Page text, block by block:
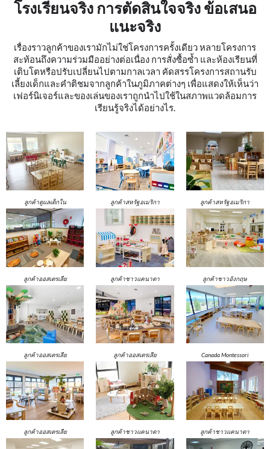
โรงเรียนจริง การตัดสินใจจริง ข้อเสนอ
แนะจริง
เรื่องราวลูกค้าของเรามักไม่ใช่โครงการครั้งเดียว หลายโครงการ
สะท้อนถึงความร่วมมืออย่างต่อเนื่อง การสั่งซื้อซ้ำ และห้องเรียนที่
เติบโตหรือปรับเปลี่ยนไปตามกาลเวลา คัดสรรโครงการสถานรับ
เลี้ยงเด็กและคำติชมจากลูกค้าในภูมิภาคต่างๆ เพื่อแสดงให้เห็นว่า
เฟอร์นิเจอร์และของเล่นของเราถูกนำไปใช้ในสภาพแวดล้อมการ
เรียนรู้จริงได้อย่างไร.
ลูกค้าดูแลเด็กใน
สหรัฐอเมริกา
ลูกค้าสหรัฐอเมริกา ลูกค้าสหรัฐอเมริกา
ลูกค้าออสเตรเลีย ลูกค้าชาวแคนาดา ลูกค้าชาวอังกฤษ
ลูกค้าออสเตรเลีย ลูกค้าออสเตรเลีย
Canada Montessori
Project
ลูกค้าออสเตรเลีย ลูกค้าชาวแคนาดา ลูกค้าชาวแคนาดา